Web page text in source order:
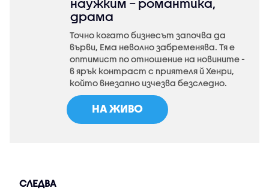
наужким – романтика,
драма
Точно когато бизнесът започва да
върви, Ема неволно забременява. Тя е
оптимист по отношение на новините -
в ярък контраст с приятеля й Хенри,
който внезапно изчезва безследно.
НА ЖИВО
СЛЕДВА